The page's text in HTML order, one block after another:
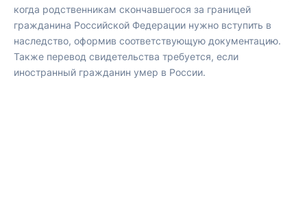
когда родственникам скончавшегося за границей
гражданина Российской Федерации нужно вступить в
наследство, оформив соответствующую документацию.
Также перевод свидетельства требуется, если
иностранный гражданин умер в России.